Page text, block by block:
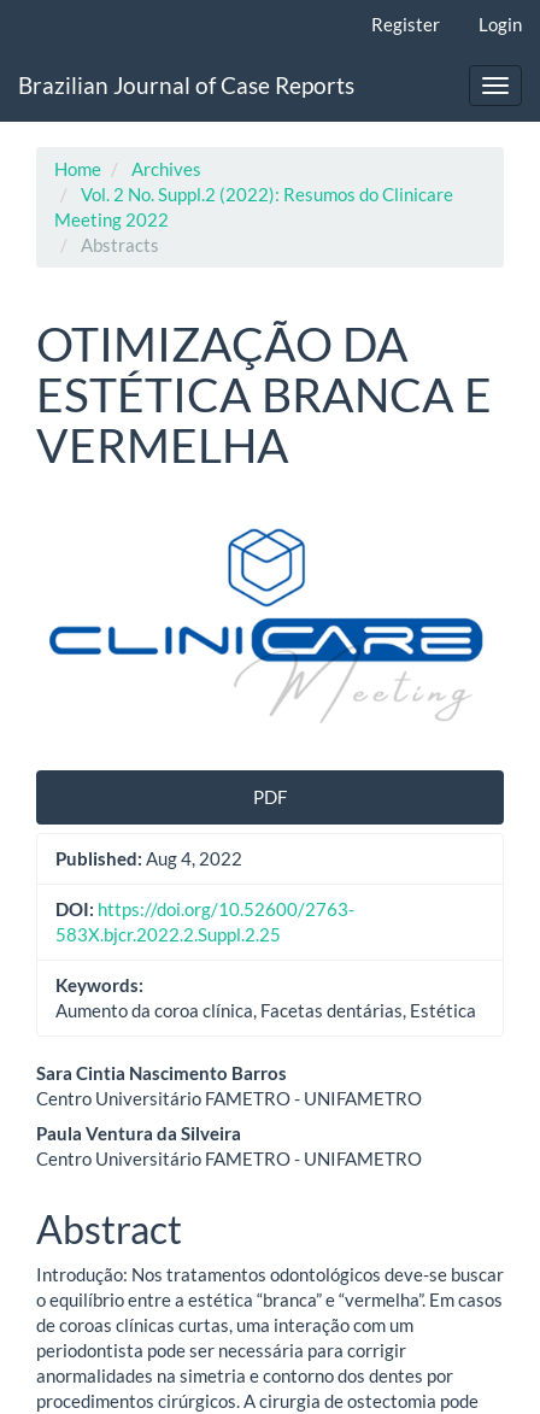
Content
Register Login
Brazilian Journal of Case Reports
Home
Archives
Vol. 2 No. Suppl.2 (2022): Resumos do Clinicare
Meeting 2022
Abstracts
OTIMIZAÇÃO DA
ESTÉTICA BRANCA E
VERMELHA
PDF
Published: Aug 4, 2022
DOI: https://doi.org/10.52600/2763-
583X.bjcr.2022.2.Suppl.2.25
Keywords:
Aumento da coroa clínica, Facetas dentárias, Estética
Main
Article
Content
Sara Cintia Nascimento Barros
Centro Universitário FAMETRO - UNIFAMETRO
Paula Ventura da Silveira
Centro Universitário FAMETRO - UNIFAMETRO
Abstract
Introdução: Nos tratamentos odontológicos deve-se buscar
o equilíbrio entre a estética “branca” e “vermelha”. Em casos
de coroas clínicas curtas, uma interação com um
periodontista pode ser necessária para corrigir
anormalidades na simetria e contorno dos dentes por
procedimentos cirúrgicos. A cirurgia de ostectomia pode